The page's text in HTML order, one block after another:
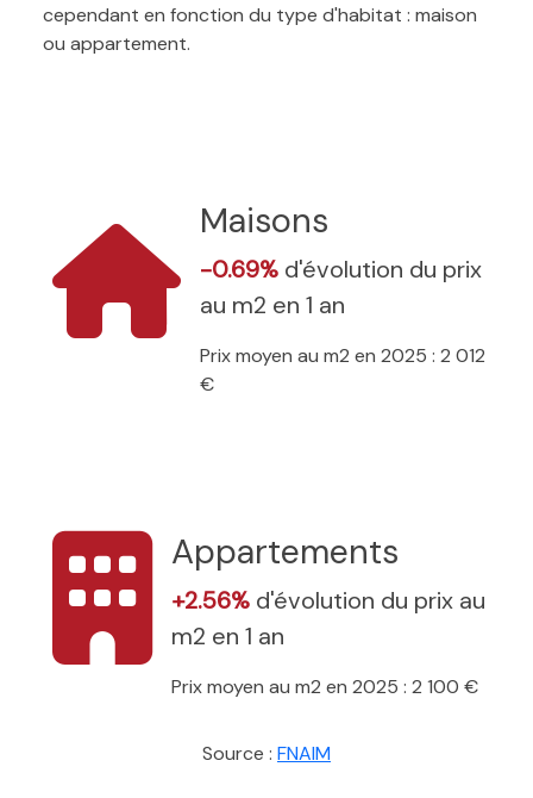
cependant en fonction du type d'habitat : maison
ou appartement.
Maisons
-0.69% d'évolution du prix
au m2 en 1 an
Prix moyen au m2 en 2025 : 2 012
€
Appartements
+2.56% d'évolution du prix au
m2 en 1 an
Prix moyen au m2 en 2025 : 2 100 €
Source : FNAIM